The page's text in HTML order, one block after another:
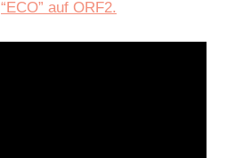
“ECO” auf ORF2.